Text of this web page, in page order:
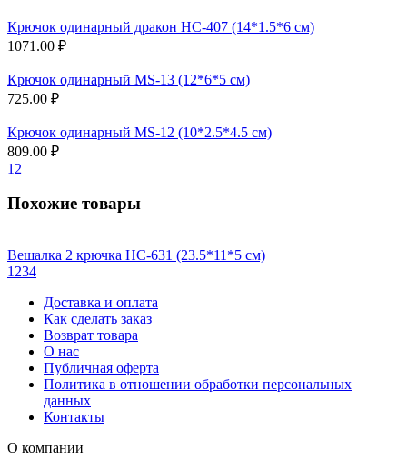
Крючок одинарный дракон НС-407 (14*1.5*6 см)
1071.00 ₽
Крючок одинарный MS-13 (12*6*5 см)
725.00 ₽
Крючок одинарный MS-12 (10*2.5*4.5 см)
809.00 ₽
1 2
Похожие товары
Вешалка 2 крючка НС-631 (23.5*11*5 см)
1 234
Доставка и оплата
Как сделать заказ
Возврат товара
О нас
Публичная оферта
Политика в отношении обработки персональных
данных
Контакты
О компании